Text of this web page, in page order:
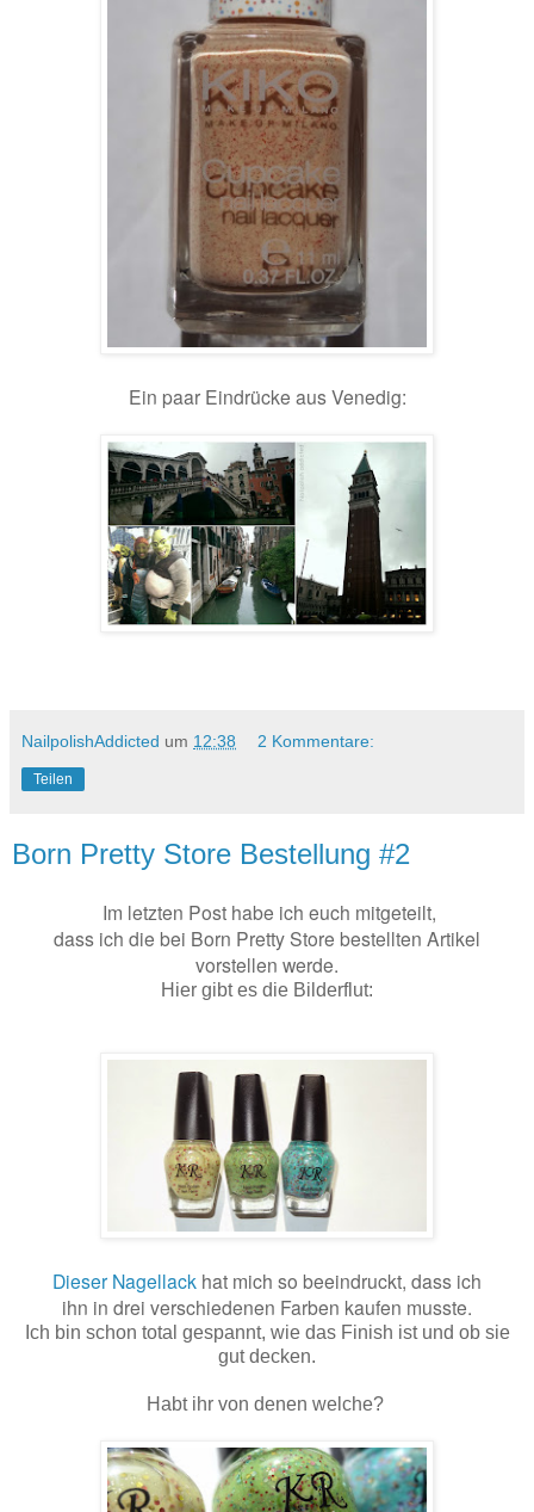
Ein paar Eindrücke aus Venedig:
NailpolishAddicted um 12:38 2 Kommentare:
Teilen
Born Pretty Store Bestellung #2
Im letzten Post habe ich euch mitgeteilt,
dass ich die bei Born Pretty Store bestellten Artikel
vorstellen werde.
Hier gibt es die Bilderflut:
Dieser Nagellack hat mich so beeindruckt, dass ich
ihn in drei verschiedenen Farben kaufen musste.
Ich bin schon total gespannt, wie das Finish ist und ob sie
gut decken.
Habt ihr von denen welche?